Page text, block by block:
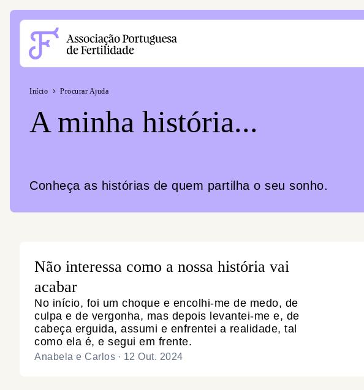
Acessible Menu Logo
Início Procurar Ajuda
A minha história...
Conheça as histórias de quem partilha o seu sonho.
Não interessa como a nossa história vai
acabar
No início, foi um choque e encolhi-me de medo, de
culpa e de vergonha, mas depois levantei-me e, de
cabeça erguida, assumi e enfrentei a realidade, tal
como ela é, e segui em frente.
Anabela e Carlos · 12 Out. 2024